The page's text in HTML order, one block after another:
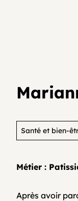
Santé et bien-
Métier :
Après avoir